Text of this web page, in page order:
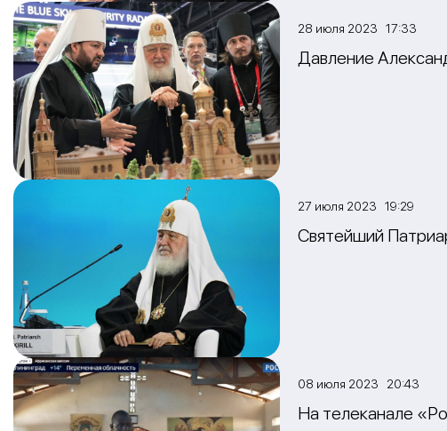
28 июля 2023 17:33
Давление
27 июля 2023 19:29
Святейший
08 июля 2023 20:43
На телеканале